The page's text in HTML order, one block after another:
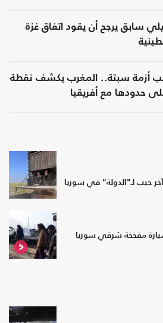
سابق يرجح أن يقود اتفاق غزة
أزمة سبتة.. المغرب يكشف نقطة
حدودها مع أفريقيا
جيب لـ"الدولة" في سوريا
مفخخة شرقي سوريا